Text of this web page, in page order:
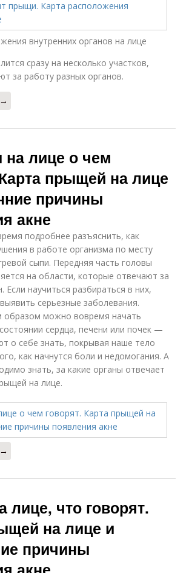
внутренних органов на лице
сразу на несколько участков,
за работу разных органов.
лице о чем
прыщей на лице
причины
акне
подробнее разъяснить, как
в работе организма по месту
сыпи. Передняя часть головы
на области, которые отвечают за
Если научиться разбираться в них,
серьезные заболевания.
образом можно вовремя начать
сердца, печени или почек —
о себе знать, покрывая наше тело
как начнутся боли и недомогания. А
знать, за какие органы отвечает
на лице.
что говорят.
на лице и
причины